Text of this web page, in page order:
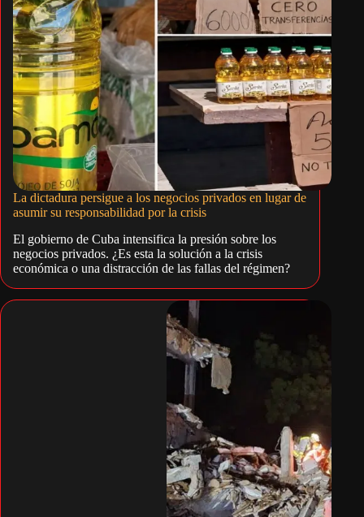
La dictadura persigue a los negocios privados en lugar de
asumir su responsabilidad por la crisis
El gobierno de Cuba intensifica la presión sobre los
negocios privados. ¿Es esta la solución a la crisis
económica o una distracción de las fallas del régimen?